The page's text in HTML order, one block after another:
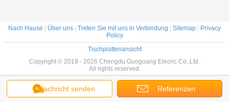
Nachricht senden Referenzen
Nach Hause Über uns Treten Sie mit uns in Verbindung Sitemap
Privacy
Policy
Tischplattenansicht
Copyright © 2019 - 2026 Chengdu Guoguang Elecric Co.,Ltd.
All rights reserved.